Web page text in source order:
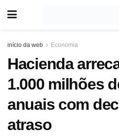
início da web Economia
Hacienda
1.000 milhões
anuais com
atraso